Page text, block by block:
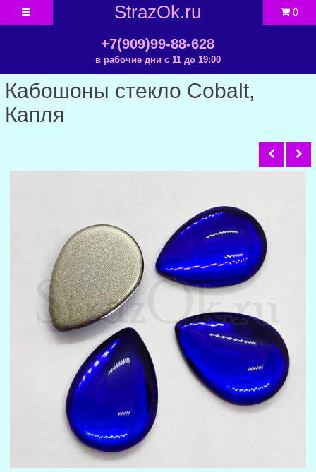
StrazOk.ru
+7(909)99-88-628
в рабочие дни с 11 до 19:00
0
Кабошоны стекло Cobalt,
Капля